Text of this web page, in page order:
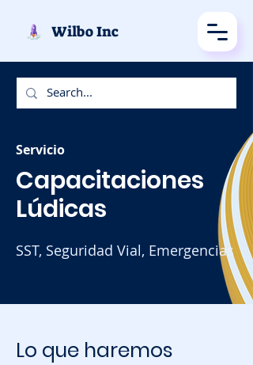
Wilbo Inc
Servicio
Capacitaciones
​Lúdicas
SST, Seguridad Vial, Emergencias
Lo que haremos